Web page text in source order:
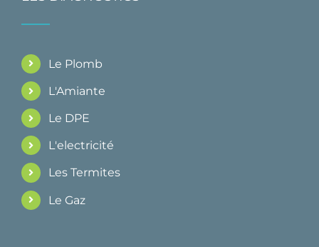
Le Plomb
L'Amiante
Le DPE
L'electricité
Les Termites
Le Gaz